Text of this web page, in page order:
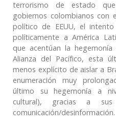
terrorismo de estado
gobiernos colombianos con
político de EEUU, el
políticamente a América
que acentúan la hegemonía
Alianza del Pacífico, esta
menos explícito de aislar a
enumeración muy
último su hegemonía a
cultural), gracias a
comunicación/desinformación.